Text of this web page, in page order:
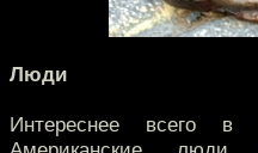
Люди
Интереснее всего